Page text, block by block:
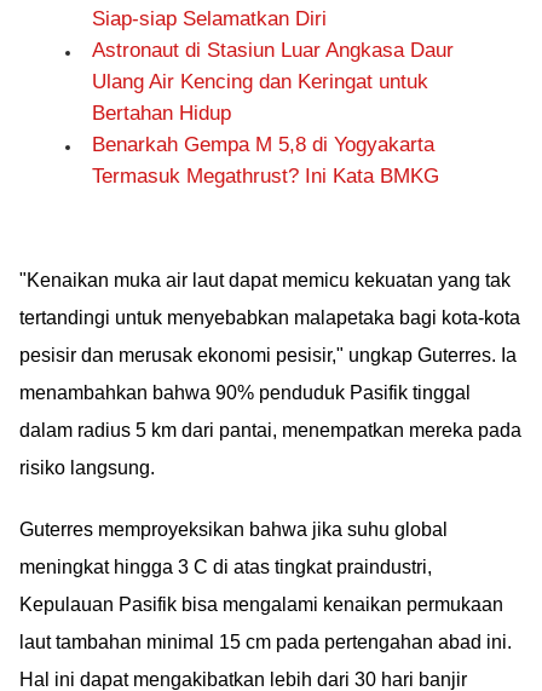
Siap-siap Selamatkan Diri
Astronaut di Stasiun Luar Angkasa Daur
Ulang Air Kencing dan Keringat untuk
Bertahan Hidup
Benarkah Gempa M 5,8 di Yogyakarta
Termasuk Megathrust? Ini Kata BMKG
"Kenaikan muka air laut dapat memicu kekuatan yang tak
tertandingi untuk menyebabkan malapetaka bagi kota-kota
pesisir dan merusak ekonomi pesisir," ungkap Guterres. Ia
menambahkan bahwa 90% penduduk Pasifik tinggal
dalam radius 5 km dari pantai, menempatkan mereka pada
risiko langsung.
Guterres memproyeksikan bahwa jika suhu global
meningkat hingga 3 C di atas tingkat praindustri,
Kepulauan Pasifik bisa mengalami kenaikan permukaan
laut tambahan minimal 15 cm pada pertengahan abad ini.
Hal ini dapat mengakibatkan lebih dari 30 hari banjir